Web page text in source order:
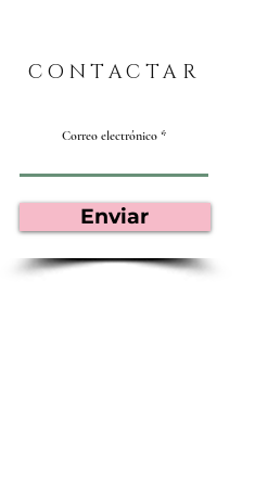
CONTACTAR
Correo electrónico
Enviar